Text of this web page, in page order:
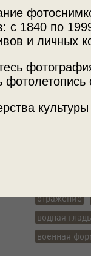
с 1840 по
и личных
культуры
МАММ /
отражение
водная гладь
военная